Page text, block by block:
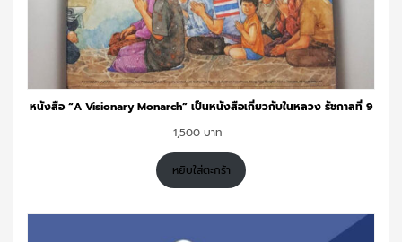
หนังสือ “A Visionary Monarch” เป็นหนังสือเกี่ยวกับในหลวง รัชกาลที่ 9
1,500
หยิบใส่ตะกร้า